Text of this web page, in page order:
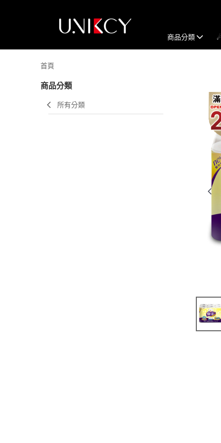
商品分類
首頁
商品分類
所有分類